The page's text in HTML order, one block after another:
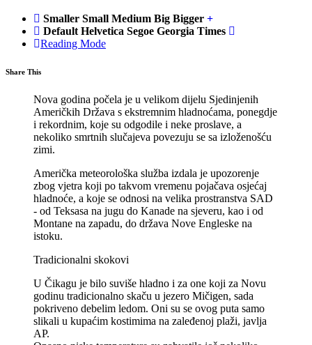
Smaller Small Medium Big Bigger
Default Helvetica Segoe Georgia Times
Reading Mode
Share This
Nova godina počela je u velikom dijelu Sjedinjenih
Američkih Država s ekstremnim hladnoćama, ponegdje
i rekordnim, koje su odgodile i neke proslave, a
nekoliko smrtnih slučajeva povezuju se sa izloženošću
zimi.
Američka meteorološka služba izdala je upozorenje
zbog vjetra koji po takvom vremenu pojačava osjećaj
hladnoće, a koje se odnosi na velika prostranstva SAD
- od Teksasa na jugu do Kanade na sjeveru, kao i od
Montane na zapadu, do država Nove Engleske na
istoku.
Tradicionalni skokovi
U Čikagu je bilo suviše hladno i za one koji za Novu
godinu tradicionalno skaču u jezero Mičigen, sada
pokriveno debelim ledom. Oni su se ovog puta samo
slikali u kupaćim kostimima na zaleđenoj plaži, javlja
AP.